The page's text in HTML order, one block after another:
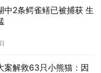
中2条鳄雀鳝已被捕获 生
案解救63只小熊猫：因